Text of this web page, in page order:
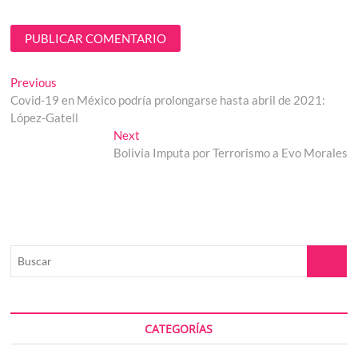
Navegación
de
Previous
post:
Covid-19 en México podría prolongarse hasta abril de 2021:
López-Gatell
NextNext
post:
Bolivia Imputa por Terrorismo a Evo Morales
CATEGORÍAS